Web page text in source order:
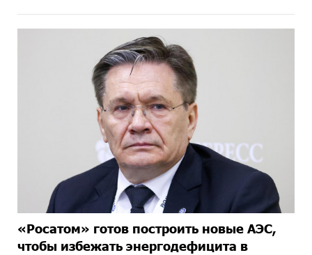
«Росатом» готов построить новые АЭС,
чтобы избежать энергодефицита в